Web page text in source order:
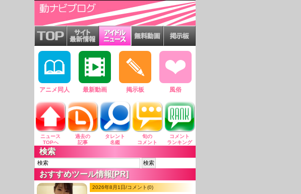
アニメ同人 最新動画 掲示板 風俗
ニュース
TOPへ
過去の
記事
タレント
名鑑
旬の
コメント
コメント
ランキング
検索
おすすめツール情報[PR]
2026年8月1日/コメント(0)